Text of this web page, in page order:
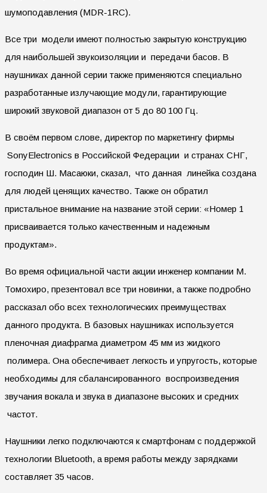
шумоподавления (MDR-1RC).
Все три модели имеют полностью закрытую конструкцию
для наибольшей звукоизоляции и передачи басов. В
наушниках данной серии также применяются специально
разработанные излучающие модули, гарантирующие
широкий звуковой диапазон от 5 до 80 100 Гц.
В своём первом слове, директор по маркетингу фирмы
SonyElectronics в Российской Федерации и странах СНГ,
господин Ш. Масаюки, сказал, что данная линейка создана
для людей ценящих качество. Также он обратил
пристальное внимание на название этой серии: «Номер 1
присваивается только качественным и надежным
продуктам».
Во время официальной части акции инженер компании М.
Томохиро, презентовал все три новинки, а также подробно
рассказал обо всех технологических преимуществах
данного продукта. В базовых наушниках используется
пленочная диафрагма диаметром 45 мм из жидкого
полимера. Она обеспечивает легкость и упругость, которые
необходимы для сбалансированного воспроизведения
звучания вокала и звука в диапазоне высоких и средних
частот.
Наушники легко подключаются к смартфонам с поддержкой
технологии Bluetooth, а время работы между зарядками
составляет 35 часов.